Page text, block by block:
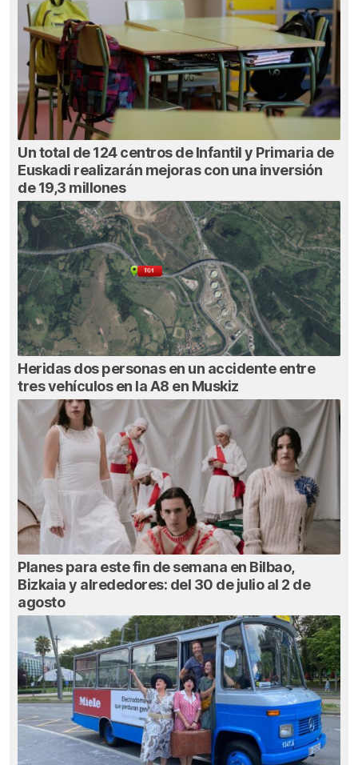
Un total de 124 centros de Infantil y Primaria de
Euskadi realizarán mejoras con una inversión
de 19,3 millones
Heridas dos personas en un accidente entre
tres vehículos en la A8 en Muskiz
Planes para este fin de semana en Bilbao,
Bizkaia y alrededores: del 30 de julio al 2 de
agosto